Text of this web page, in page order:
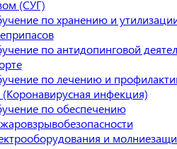
(СУГ)
по хранению и
по антидопинговой
по лечению и
инфекция)
по обеспечению
и